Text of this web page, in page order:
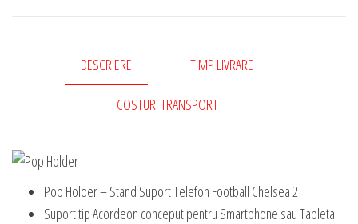
DESCRIERE TIMP LIVRARE
COSTURI TRANSPORT
Pop Holder – Stand Suport Telefon Football Chelsea 2
Suport tip Acordeon conceput pentru Smartphone sau Tableta